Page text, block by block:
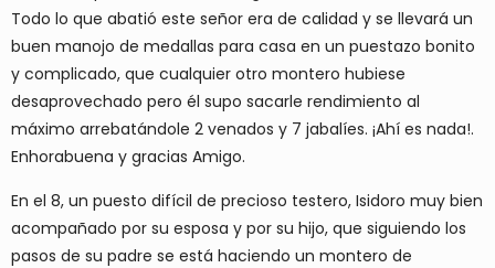
Todo lo que abatió este señor era de calidad y se llevará un
buen manojo de medallas para casa en un puestazo bonito
y complicado, que cualquier otro montero hubiese
desaprovechado pero él supo sacarle rendimiento al
máximo arrebatándole 2 venados y 7 jabalíes. ¡Ahí es nada!.
Enhorabuena y gracias Amigo.
En el 8, un puesto difícil de precioso testero, Isidoro muy bien
acompañado por su esposa y por su hijo, que siguiendo los
pasos de su padre se está haciendo un montero de